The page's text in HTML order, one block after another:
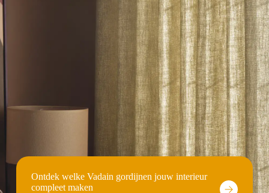
Ontdek welke Vadain gordijnen jouw interieur
compleet maken